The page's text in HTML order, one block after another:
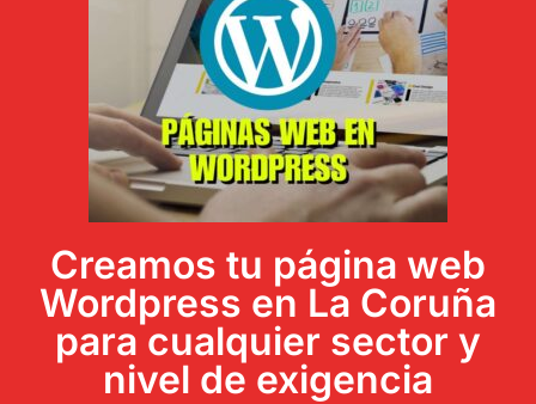
Creamos tu página web
Wordpress en La Coruña
para cualquier sector y
nivel de exigencia